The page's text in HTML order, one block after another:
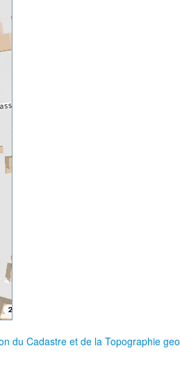
du Cadastre et de la Topographie